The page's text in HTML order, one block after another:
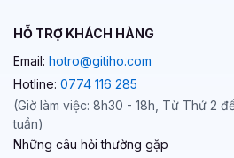
HỖ TRỢ KHÁCH HÀNG
Email: hotro@gitiho.com
Hotline: 0774 116 285
(Giờ làm việc: 8h30 - 18h, Từ Thứ 2
tuần)
Những câu hỏi thường gặp